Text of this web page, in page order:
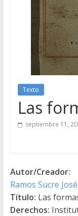
Texto
Las
septiembre 11,
Autor/Creador:
Ramos Sucre
Título: Las
Derechos: